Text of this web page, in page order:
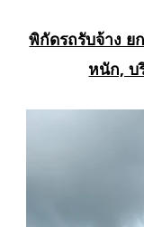
พิกัดรถรับจ้าง ย
หนัก, บ